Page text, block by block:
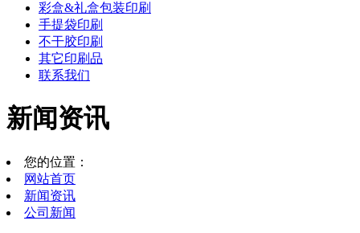
彩盒&礼盒包装印刷
手提袋印刷
不干胶印刷
其它印刷品
联系我们
新闻资讯
您的位置：
网站首页
新闻资讯
公司新闻